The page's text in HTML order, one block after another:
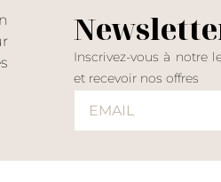
Inscrivez-vous à notre
et recevoir nos offres